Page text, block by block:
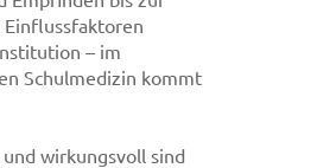
Einflussfaktoren
– im
Schulmedizin kommt
wirkungsvoll sind